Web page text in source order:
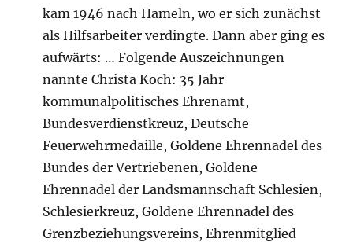
kam 1946 nach Hameln, wo er sich zunächst
als Hilfsarbeiter verdingte. Dann aber ging es
aufwärts: … Folgende Auszeichnungen
nannte Christa Koch: 35 Jahr
kommunalpolitisches Ehrenamt,
Bundesverdienstkreuz, Deutsche
Feuerwehrmedaille, Goldene Ehrennadel des
Bundes der Vertriebenen, Goldene
Ehrennadel der Landsmannschaft Schlesien,
Schlesierkreuz, Goldene Ehrennadel des
Grenzbeziehungsvereins, Ehrenmitglied